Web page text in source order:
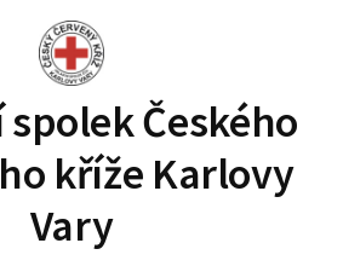
Českého
kříže Karlovy
Vary